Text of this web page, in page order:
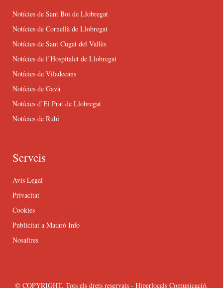
Notícies de Sant Boi de Llobregat
Notícies de Cornellà de Llobregat
Notícies de Sant Cugat del Vallès
Notícies de l’Hospitalet de Llobregat
Notícies de Viladecans
Notícies de Gavà
Notícies d’El Prat de Llobregat
Notícies de Rubí
Serveis
Avís Legal
Privacitat
Cookies
Publicitat a Mataró Info
Nosaltres
© COPYRIGHT. Tots els drets reservats - Hiperlocals Comunicació.